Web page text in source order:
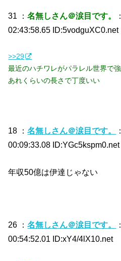
31 ：名無しさん＠涙目です。
02:43:58.65 ID:5vodguXC0.net
>>29
最近のハチワレがパラレル世界で
あれくらいの長さで丁度いい
18 ：名無しさん＠涙目です。
00:09:33.08 ID:YGc5kspm0.net
年収50億は伊達じゃない
26 ：名無しさん＠涙目です。
00:54:52.01 ID:xY4/4lX10.net